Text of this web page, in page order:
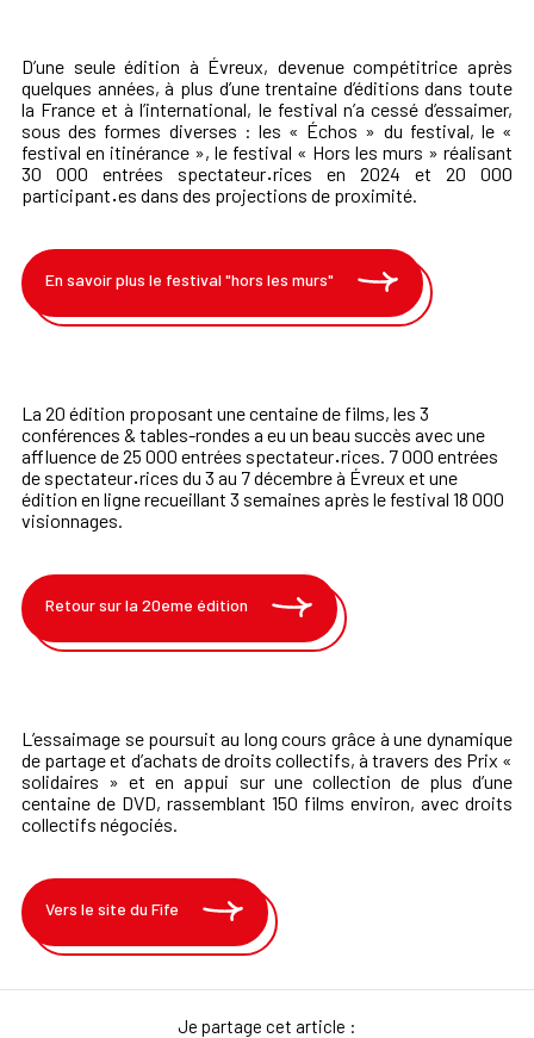
D’une seule édition à Évreux, devenue compétitrice après
quelques années, à plus d’une trentaine d’éditions dans toute
la France et à l’international, le festival n’a cessé d’essaimer,
sous des formes diverses : les « Échos » du festival, le «
festival en itinérance », le festival « Hors les murs » réalisant
30 000 entrées spectateur·rices en 2024 et 20 000
participant·es dans des projections de proximité.
En savoir plus le festival "hors les murs"
La 20 édition proposant une centaine de films, les 3
conférences & tables-rondes a eu un beau succès avec une
affluence de 25 000 entrées spectateur·rices. 7 000 entrées
de spectateur·rices du 3 au 7 décembre à Évreux et une
édition en ligne recueillant 3 semaines après le festival 18 000
visionnages.
Retour sur la 20eme édition
L’essaimage se poursuit au long cours grâce à une dynamique
de partage et d’achats de droits collectifs, à travers des Prix «
solidaires » et en appui sur une collection de plus d’une
centaine de DVD, rassemblant 150 films environ, avec droits
collectifs négociés.
Vers le site du Fife
Je partage cet article :